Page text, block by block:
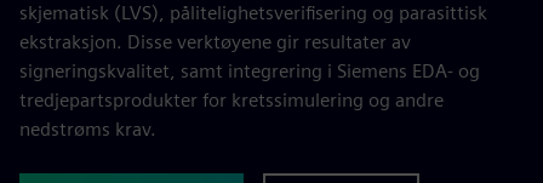
skjematisk (LVS), pålitelighetsverifisering og parasittisk
ekstraksjon. Disse verktøyene gir resultater av
signeringskvalitet, samt integrering i Siemens EDA- og
tredjepartsprodukter for kretssimulering og andre
nedstrøms krav.